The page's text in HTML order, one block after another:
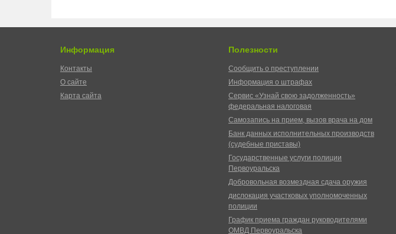
Информация
Контакты
О сайте
Карта сайта
Полезности
Сообщить о преступлении
Информация о штрафах
Сервис «Узнай свою задолженность»
федеральная налоговая
Самозапись на прием, вызов врача на дом
Банк данных исполнительных производств
(судебные приставы)
Государственные услуги полиции
Первоуральска
Добровольная возмездная сдача оружия
дислокация участковых уполномоченных
полиции
График приема граждан руководителями
ОМВД Первоуральска